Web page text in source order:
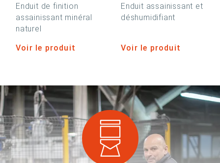
Enduit de finition
assainissant minéral
naturel
Voir le produit
Enduit assainissant et
déshumidifiant
Voir le produit